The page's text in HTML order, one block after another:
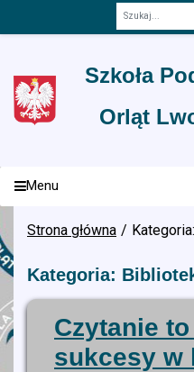
Szkoła
Orląt
Menu
Strona główna
Kategoria:
Czytanie
sukcesy w